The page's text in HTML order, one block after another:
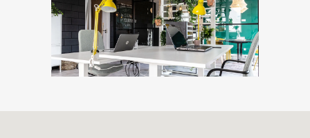
Volg ons ook opFacebookenTwitter